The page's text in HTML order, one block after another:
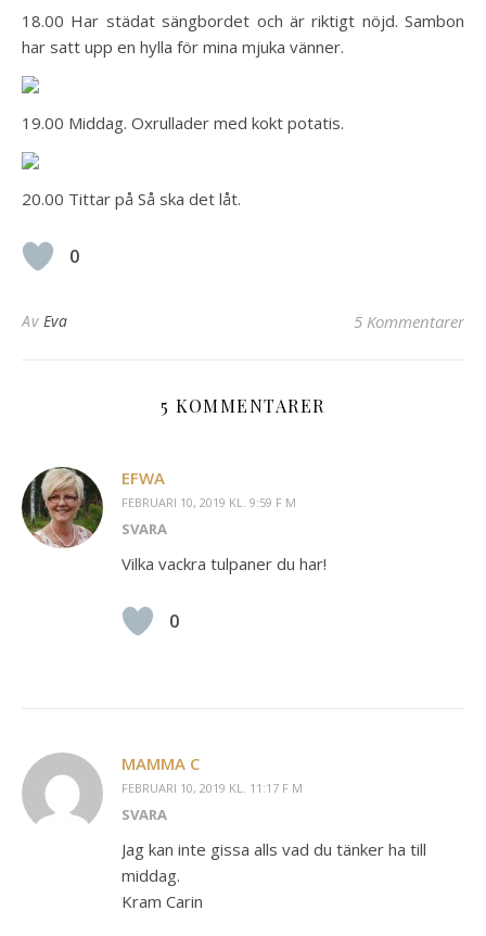
18.00 Har städat sängbordet och är riktigt nöjd. Sambon
har satt upp en hylla för mina mjuka vänner.
19.00 Middag. Oxrullader med kokt potatis.
20.00 Tittar på Så ska det låt.
0
Av Eva 5 Kommentarer
5 KOMMENTARER
EFWA
FEBRUARI 10, 2019 KL. 9:59 F M
SVARA
Vilka vackra tulpaner du har!
0
MAMMA C
FEBRUARI 10, 2019 KL. 11:17 F M
SVARA
Jag kan inte gissa alls vad du tänker ha till
middag.
Kram Carin